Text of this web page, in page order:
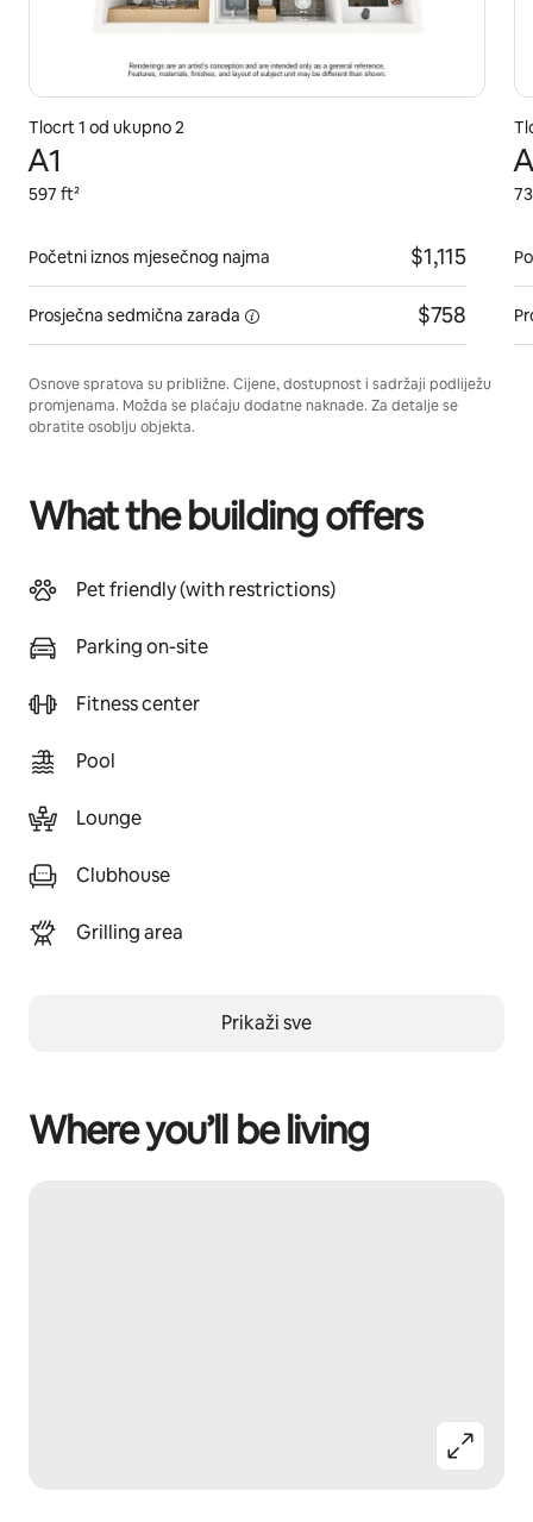
Tlocrt 1 od ukupno 2
A1
597 ft²
Početni iznos mjesečnog najma $1,115
Prosječna sedmična zarada $758
Osnove spratova su približne. Cijene, dostupnost i sadržaji podliježu
promjenama. Možda se plaćaju dodatne naknade. Za detalje se
obratite osoblju objekta.
What the building offers
Pet friendly (with restrictions)
Parking on-site
Fitness center
Pool
Lounge
Clubhouse
Grilling area
Prikaži sve
Where you’ll be living